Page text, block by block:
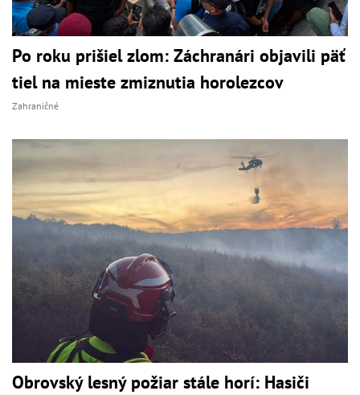
Po roku prišiel zlom: Záchranári objavili päť
tiel na mieste zmiznutia horolezcov
Zahraničné
Obrovský lesný požiar stále horí: Hasiči